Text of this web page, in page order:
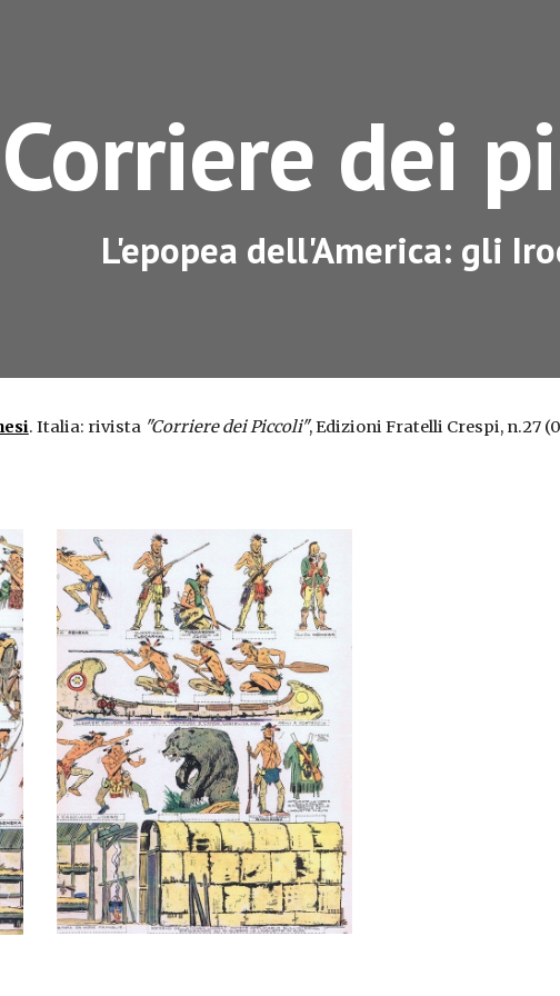
Corriere dei
L'epopea dell'America: gli
. Italia: rivista "Corriere dei Piccoli", Edizioni Fratelli Crespi, n.27